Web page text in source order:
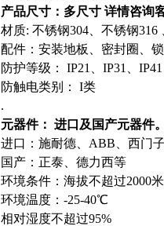
产品尺寸：多尺寸 详情咨询
材质: 不锈钢304、不锈钢
配件：安装地板、密封圈、
防护等级： IP21、IP31、
防触电类别： I类
.
元器件： 进口及国产元器件
进口：施耐德、ABB、西门
国产：正泰、德力西等
环境条件：海拔不超过2000
环境温度：-25-40℃
相对湿度不超过95%